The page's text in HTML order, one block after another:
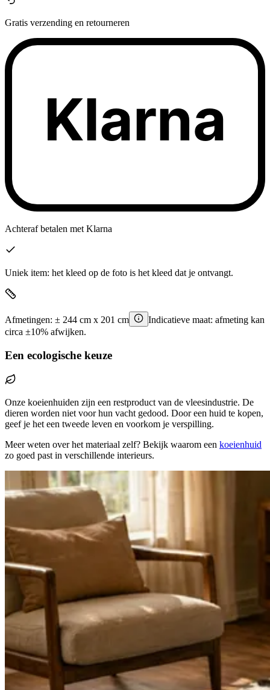
Gratis verzending en retourneren
Klarna
Achteraf betalen met Klarna
Uniek item: het kleed op de foto is het kleed dat je ontvangt.
Afmetingen: ± 244 cm x 201 cm
Indicatieve maat: afmeting kan
circa ±10% afwijken.
Een ecologische keuze
Onze koeienhuiden zijn een restproduct van de vleesindustrie. De
dieren worden niet voor hun vacht gedood. Door een huid te kopen,
geef je het een tweede leven en voorkom je verspilling.
Meer weten over het materiaal zelf? Bekijk waarom een koeienhuid
zo goed past in verschillende interieurs.